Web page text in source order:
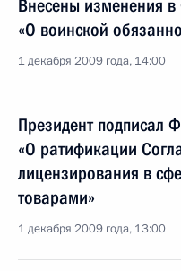
Внесены изменения
«О воинской
1 декабря 2009 года, 14:00
Президент подписал
«О ратификации
лицензирования в
товарами»
1 декабря 2009 года, 13:00